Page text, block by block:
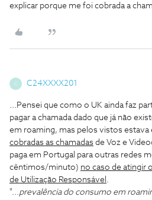
explicar porque me foi cobrada a
C C24XXXX201
...Pensei que como o UK ainda faz
pagar a chamada dado que já não
em roaming, mas pelos vistos estava
cobradas as chamadas de Voz e
paga em Portugal para outras redes
cêntimos/minuto) no caso de atingir
de Utilização Responsável .
"...prevalência do consumo em